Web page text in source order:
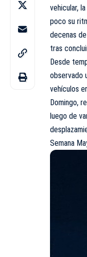
vehicular,
poco su
decenas
tras
Desde
observado
vehículos
Domingo,
luego de
Semana